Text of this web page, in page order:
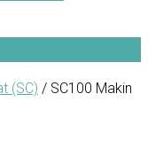
(SC) / SC100 Makin